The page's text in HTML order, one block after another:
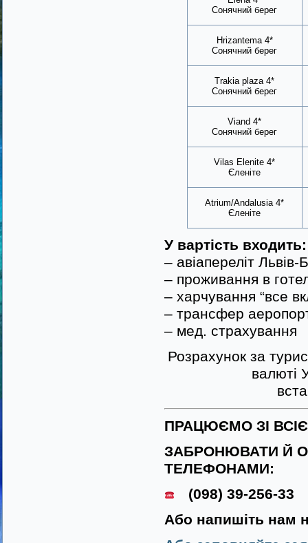
Сонячний берег
Hrizantema 4*
Сонячний берег
Trakia plaza 4*
Сонячний берег
Viand 4*
Сонячний берег
Vilas Elenite 4*
Єленіте
Atrium/Andalusia 4*
Єленіте
У вартість входить:
– авіапереліт Львів-
– проживання в
– харчування “все
– трансфер
– мед. страхування
Розрахунок за
валюті
ПРАЦЮЄМО ЗІ
ЗАБРОНЮВАТИ Й
ТЕЛЕФОНАМИ:
(098) 39-256-33
Або напишіть нам